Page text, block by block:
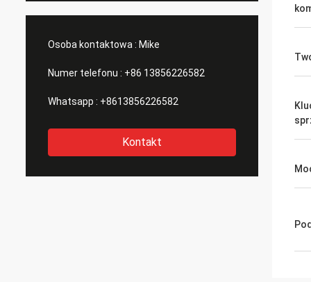
Osoba kontaktowa : Mike
Numer telefonu : +86 13856226582
Whatsapp : +8613856226582
Kontakt